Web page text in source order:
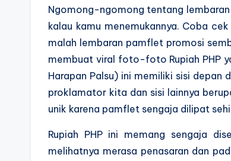
Ngomong-ngomong tentang lembaran
kalau kamu menemukannya. Coba
malah lembaran pamflet promosi
membuat viral foto-foto Rupiah PHP
Harapan Palsu) ini memiliki sisi depan
proklamator kita dan sisi lainnya
unik karena pamflet sengaja dilipat
Rupiah PHP ini memang sengaja
melihatnya merasa penasaran dan